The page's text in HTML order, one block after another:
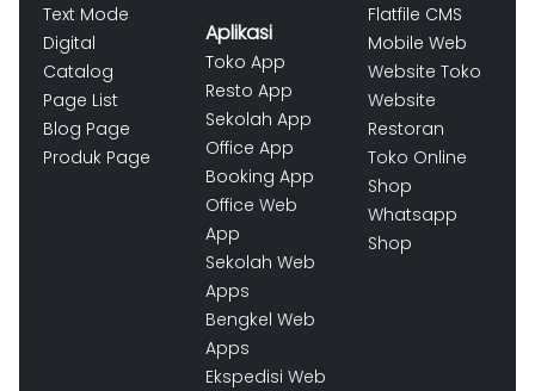
Text Mode
Digital
Catalog
Page List
Blog Page
Produk Page
Aplikasi
Toko App
Resto App
Sekolah App
Office App
Booking App
Office Web
App
Sekolah Web
Apps
Bengkel Web
Apps
Ekspedisi Web
Flatfile CMS
Mobile Web
Website Toko
Website
Restoran
Toko Online
Shop
Whatsapp
Shop